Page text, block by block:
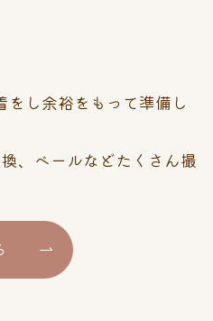
をし余裕をもって準備し
、ベールなどたくさん撮